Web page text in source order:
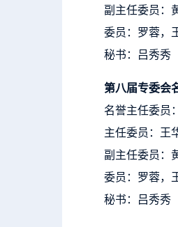
副主任委员：
委员：罗蓉，
秘书：吕秀秀
第八届专委会
名誉主任委员
主任委员：王
副主任委员：
委员：罗蓉，
秘书：吕秀秀